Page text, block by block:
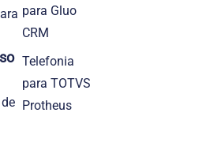
para Gluo
CRM
Telefonia
para TOTVS
Protheus